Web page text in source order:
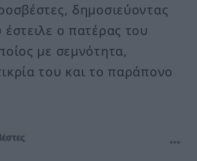
δημοσιεύοντας
ο πατέρας του
με σεμνότητα,
του και το παράπονο